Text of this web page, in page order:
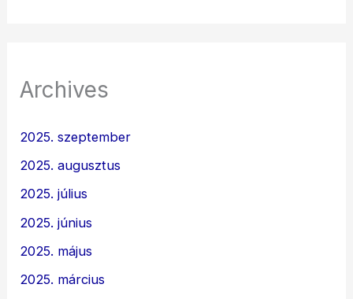
Archives
2025. szeptember
2025. augusztus
2025. július
2025. június
2025. május
2025. március